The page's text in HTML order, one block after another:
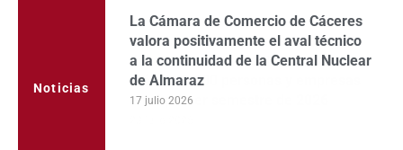
Noticias
La Cámara de Comercio de Cáceres
valora positivamente el aval técnico
a la continuidad de la Central Nuclear
de Almaraz
17 julio 2026